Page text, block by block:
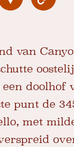
van
doolhof
punt de
met